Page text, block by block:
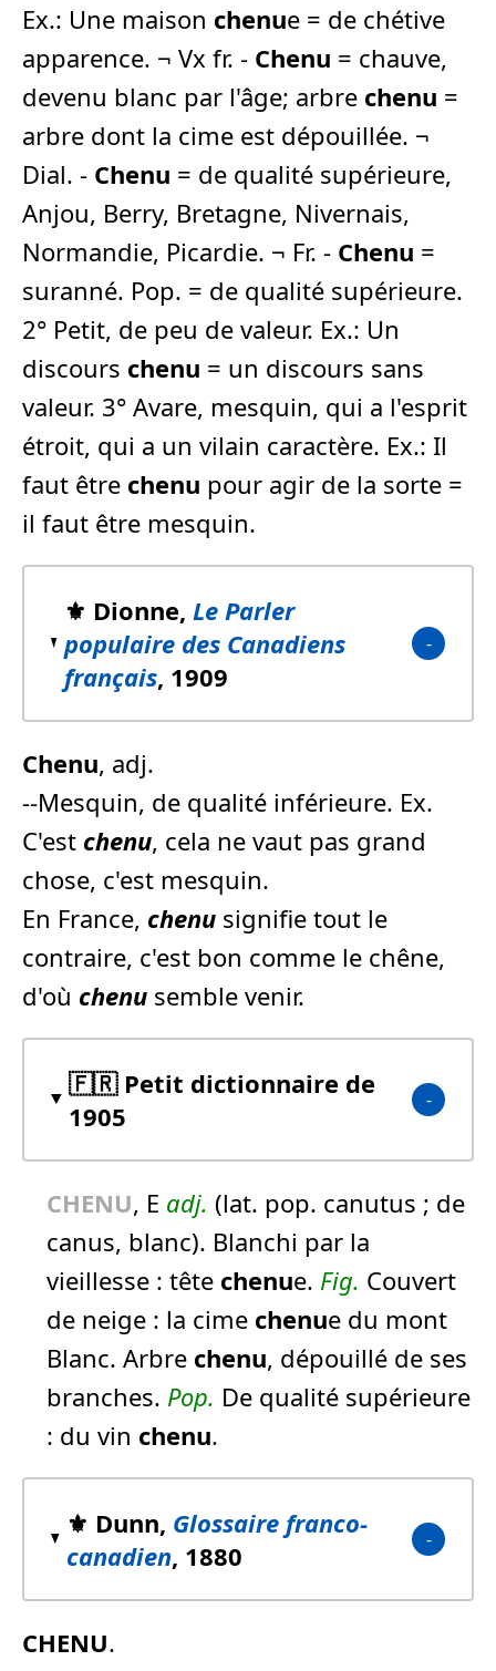
Ex.: Une maison chenue = de chétive
apparence. ¬ Vx fr. - Chenu = chauve,
devenu blanc par l'âge; arbre chenu =
arbre dont la cime est dépouillée. ¬
Dial. - Chenu = de qualité supérieure,
Anjou, Berry, Bretagne, Nivernais,
Normandie, Picardie. ¬ Fr. - Chenu =
suranné. Pop. = de qualité supérieure.
2° Petit, de peu de valeur. Ex.: Un
discours chenu = un discours sans
valeur. 3° Avare, mesquin, qui a l'esprit
étroit, qui a un vilain caractère. Ex.: Il
faut être chenu pour agir de la sorte =
il faut être mesquin.
⚜️ Dionne, Le Parler
populaire des Canadiens
français, 1909
Chenu, adj.
--Mesquin, de qualité inférieure. Ex.
C'est chenu, cela ne vaut pas grand
chose, c'est mesquin.
En France, chenu signifie tout le
contraire, c'est bon comme le chêne,
d'où chenu semble venir.
🇫🇷 Petit dictionnaire de
1905
CHENU, E adj. (lat. pop. canutus ; de
canus, blanc). Blanchi par la
vieillesse : tête chenue. Fig. Couvert
de neige : la cime chenue du mont
Blanc. Arbre chenu, dépouillé de ses
branches. Pop. De qualité supérieure
: du vin chenu.
⚜️ Dunn, Glossaire franco-
canadien, 1880
CHENU.